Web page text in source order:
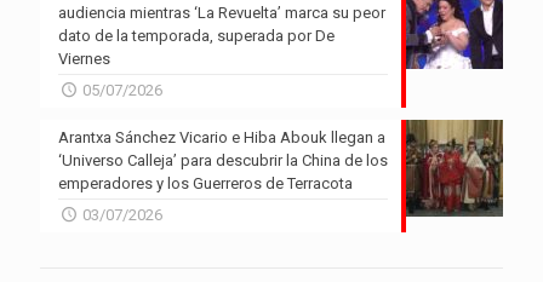
audiencia mientras ‘La Revuelta’ marca su peor
dato de la temporada, superada por De
Viernes
05/07/2026
Arantxa Sánchez Vicario e Hiba Abouk llegan a
‘Universo Calleja’ para descubrir la China de los
emperadores y los Guerreros de Terracota
03/07/2026